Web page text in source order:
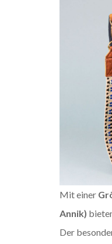
Mit einer
Annik)
Der